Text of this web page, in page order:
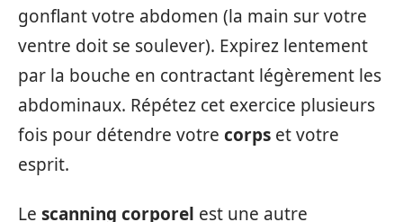
gonflant votre abdomen (la main sur votre
ventre doit se soulever). Expirez lentement
par la bouche en contractant légèrement les
abdominaux. Répétez cet exercice plusieurs
fois pour détendre votre corps et votre
esprit.
Le scanning corporel est une autre